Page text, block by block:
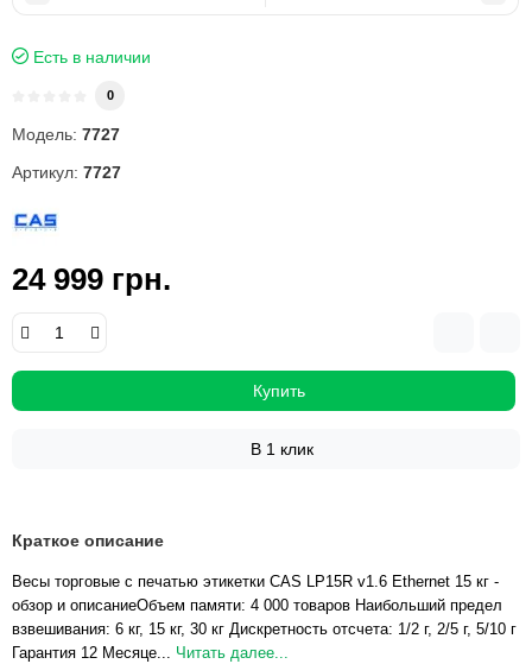
Есть в наличии
0
Модель: 7727
Артикул: 7727
24 999 грн.
Купить
В 1 клик
Краткое описание
Весы торговые с печатью этикетки CAS LP15R v1.6 Ethernet 15 кг -
обзор и описаниеОбъем памяти: 4 000 товаров Наибольший предел
взвешивания: 6 кг, 15 кг, 30 кг Дискретность отсчета: 1/2 г, 2/5 г, 5/10 г
Гарантия 12 Месяце... Читать далее...